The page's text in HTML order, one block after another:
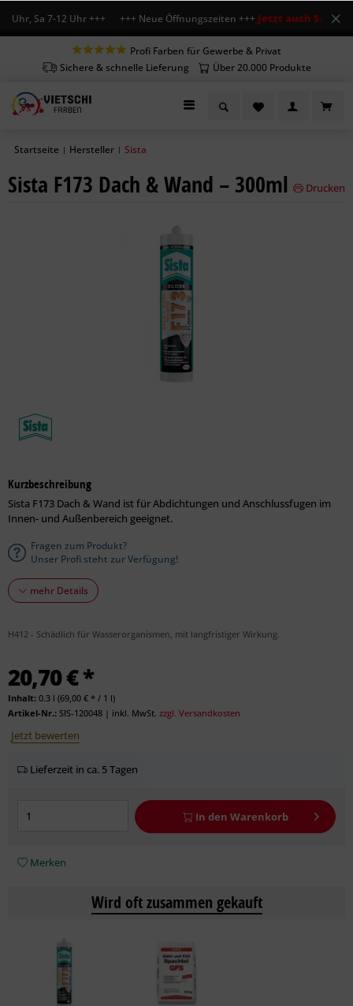
Uhr, Sa 7-12 Uhr +++ +++ Neue Öffnungszeiten +++Jetzt auch Sa
Profi Farben für Gewerbe & Privat
Sichere & schnelle Lieferung
Über 20.000 Produkte
Startseite | Hersteller | Sista
Sista F173 Dach & Wand – 300ml Drucken
Kurzbeschreibung
Sista F173 Dach & Wand ist für Abdichtungen und Anschlussfugen im
Innen- und Außenbereich geeignet.
Fragen zum Produkt?
Unser Profi steht zur Verfügung!
mehr Details
H412 - Schädlich für Wasserorganismen, mit langfristiger Wirkung.
20,70 € *
Inhalt: 0.3 l (69,00 € * / 1 l)
Artikel-Nr.: SIS-120048 | inkl. MwSt. zzgl. Versandkosten
Jetzt bewerten
Lieferzeit in ca. 5 Tagen
In den Warenkorb
Merken
Wird oft zusammen gekauft